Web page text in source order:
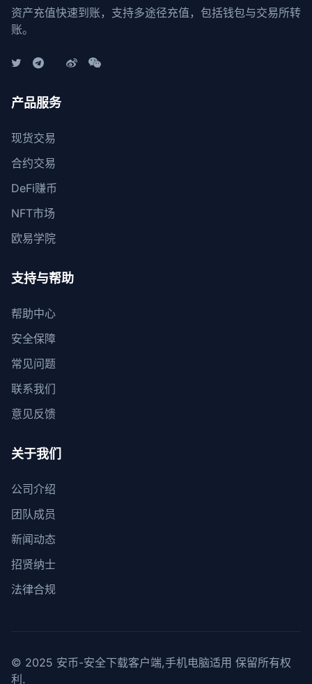
资产充值快速到账，支持多途径充值，包括钱包与交易所转
账。
产品服务
现货交易
合约交易
DeFi赚币
NFT市场
欧易学院
支持与帮助
帮助中心
安全保障
常见问题
联系我们
意见反馈
关于我们
公司介绍
团队成员
新闻动态
招贤纳士
法律合规
© 2025 安币-安全下载客户端,手机电脑适用 保留所有权
利.